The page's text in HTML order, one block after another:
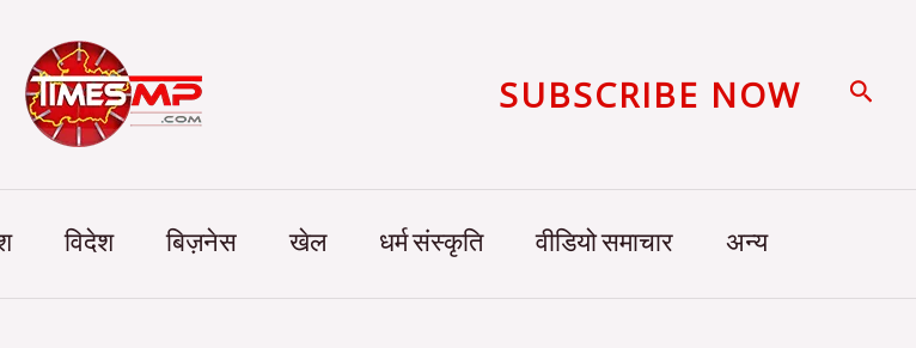
SUBSCRIBE NOW
विदेश बिज़नेस खेल धर्म संस्कृति वीडियो समाचार अन्य